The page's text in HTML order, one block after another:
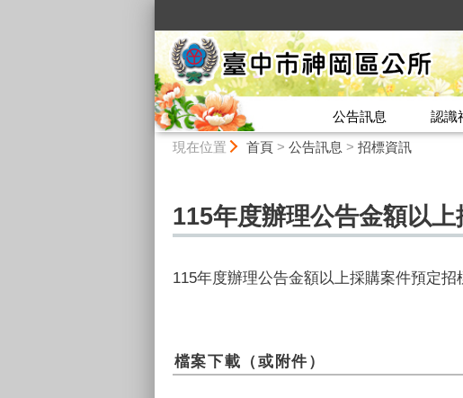
公告訊息 認識
現在位置 首頁> 公告訊息 > 招標資訊
115年度辦理公告金額以
115年度辦理公告金額以上採購案件預定招
檔案下載（或附件）